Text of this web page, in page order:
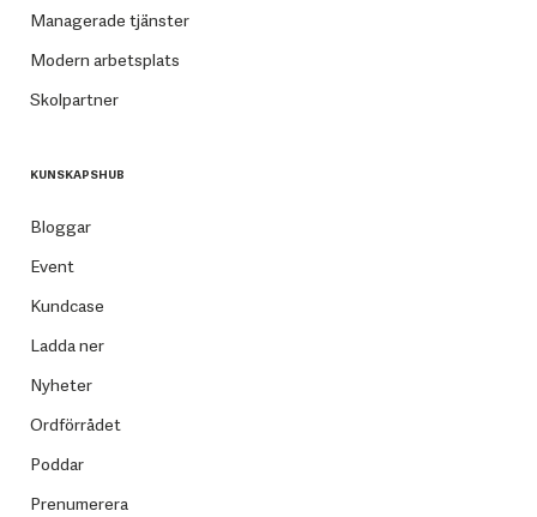
Managerade tjänster
Modern arbetsplats
Skolpartner
KUNSKAPSHUB
Bloggar
Event
Kundcase
Ladda ner
Nyheter
Ordförrådet
Poddar
Prenumerera